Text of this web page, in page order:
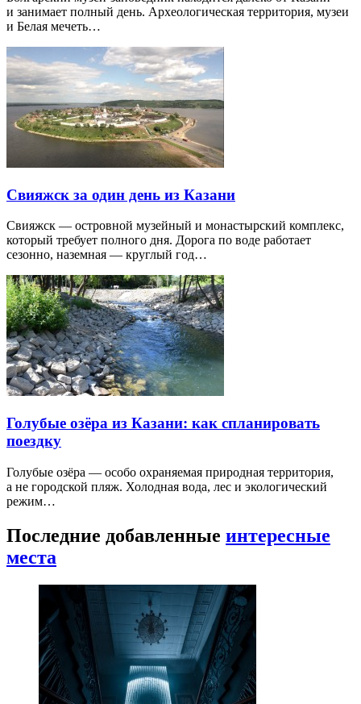
и занимает полный день. Археологическая территория, музеи
и Белая мечеть…
Свияжск за один день из Казани
Свияжск — островной музейный и монастырский комплекс,
который требует полного дня. Дорога по воде работает
сезонно, наземная — круглый год…
Голубые озёра из Казани: как спланировать
поездку
Голубые озёра — особо охраняемая природная территория,
а не городской пляж. Холодная вода, лес и экологический
режим…
Последние добавленные интересные
места